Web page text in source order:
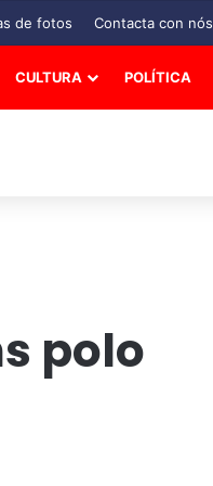
de fotos Contacta con nós
CULTURA POLÍTICA
polo